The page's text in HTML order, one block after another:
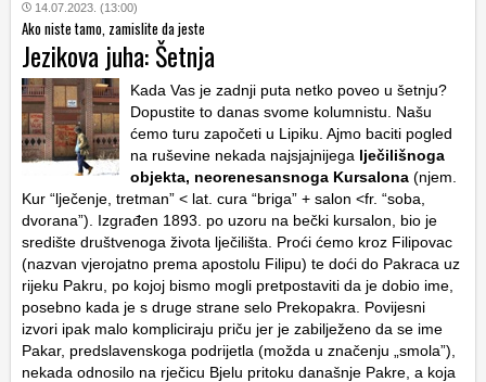
14.07.2023. (13:00)
Ako niste tamo, zamislite da jeste
Jezikova juha: Šetnja
Kada Vas je zadnji puta netko poveo u šetnju?
Dopustite to danas svome kolumnistu. Našu
ćemo turu započeti u Lipiku. Ajmo baciti pogled
na ruševine nekada najsjajnijega lječilišnoga
objekta, neorenesansnoga Kursalona (njem.
Kur “lječenje, tretman” < lat. cura “briga” + salon <fr. “soba,
dvorana”). Izgrađen 1893. po uzoru na bečki kursalon, bio je
središte društvenoga života lječilišta. Proći ćemo kroz Filipovac
(nazvan vjerojatno prema apostolu Filipu) te doći do Pakraca uz
rijeku Pakru, po kojoj bismo mogli pretpostaviti da je dobio ime,
posebno kada je s druge strane selo Prekopakra. Povijesni
izvori ipak malo kompliciraju priču jer je zabilježeno da se ime
Pakar, predslavenskoga podrijetla (možda u značenju „smola”),
nekada odnosilo na rječicu Bjelu pritoku današnje Pakre, a koja